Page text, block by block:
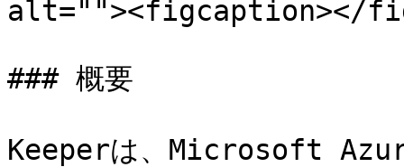
alt=""><figcaption></
### 概要
Keeperは、Microsoft